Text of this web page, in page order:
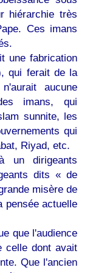
hiérarchie très
Ces imans
une fabrication
qui ferait de la
aucune
imans, qui
sunnite, les
qui
Riyad, etc.
un dirigeants
dits « de
misère de
pensée actuelle
que l'audience
celle dont avait
Que l'ancien